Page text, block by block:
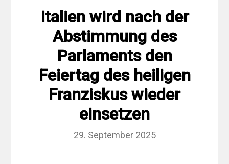
Italien wird nach der
Abstimmung des
Parlaments den
Feiertag des heiligen
Franziskus wieder
einsetzen
29. September 2025